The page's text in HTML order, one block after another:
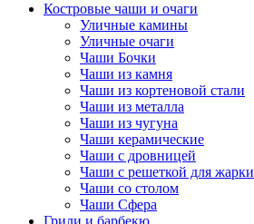
Костровые чаши и очаги
Уличные камины
Уличные очаги
Чаши Бочки
Чаши из камня
Чаши из кортеновой стали
Чаши из металла
Чаши из чугуна
Чаши керамические
Чаши с дровницей
Чаши с решеткой для жарки
Чаши со столом
Чаши Сфера
Грили и барбекю